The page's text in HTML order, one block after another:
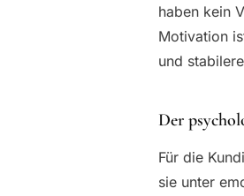
haben kein
Motivation
und
Der
Für die
sie unter